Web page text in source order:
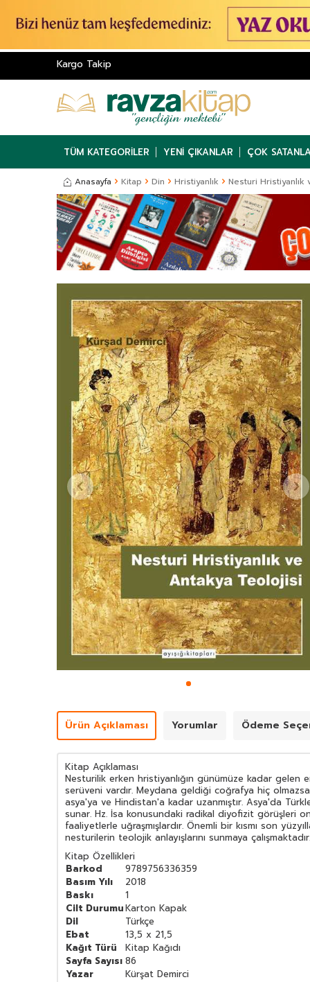
Kargo Takip
TÜM KATEGORILER YENI ÇIKANLAR ÇOK
Anasayfa Kitap Din Hristiyanlık Nesturi
Ürün Açıklaması Yorumlar Ödeme
Kitap Açıklaması
Nesturilik erken hristiyanlığın günümüze kadar gelen
serüveni vardır. Meydana geldiği coğrafya hiç
asya'ya ve Hindistan'a kadar uzanmıştır. Asya'da
sunar. Hz. İsa konusundaki radikal diyofizit görüşleri
faaliyetlerle uğraşmışlardır. Önemli bir kısmı son
nesturilerin teolojik anlayışlarını sunmaya çalışmaktadır.
Kitap Özellikleri
Barkod
9789756336359
Basım Yılı
2018
Baskı
1
Cilt DurumuKarton Kapak
Dil
Türkçe
Ebat
13,5 x 21,5
Kağıt Türü
Kitap Kağıdı
Sayfa Sayısı 86
Yazar
Kürşat Demirci